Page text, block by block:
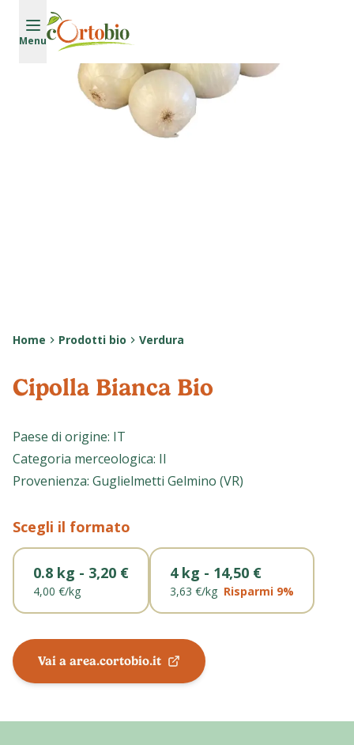
Vai al contenuto principale
Menu
Home Prodotti bio Verdura
Cipolla Bianca Bio
Paese di origine: IT
Categoria merceologica: II
Provenienza: Guglielmetti Gelmino (VR)
Scegli il formato
0.8 kg - 3,20 €
4,00 €/kg
4 kg - 14,50 €
3,63 €/kg Risparmi 9%
Vai a area.cortobio.it